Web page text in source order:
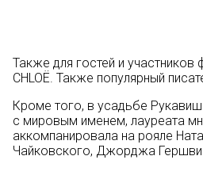
Также для гостей и участников
CHLOЁ. Также популярный
Кроме того, в усадьбе
с мировым именем, лауреата
аккомпанировала на рояле
Чайковского, Джорджа